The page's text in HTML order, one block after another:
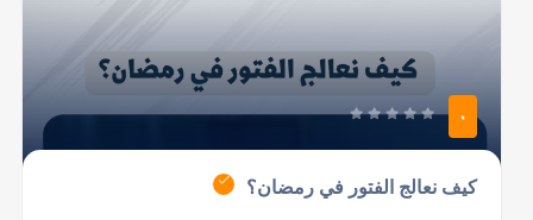
0
كيف نعالج الفتور في رمضان؟